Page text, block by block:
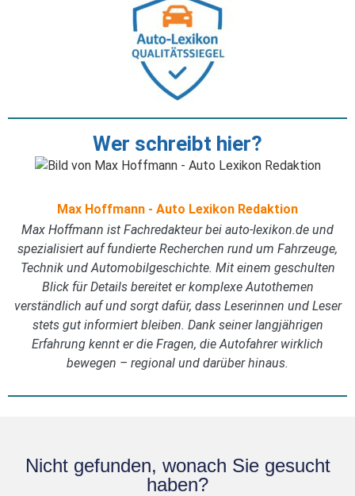
Wer schreibt hier?
Max Hoffmann - Auto Lexikon Redaktion
Max Hoffmann ist Fachredakteur bei auto-lexikon.de und
spezialisiert auf fundierte Recherchen rund um Fahrzeuge,
Technik und Automobilgeschichte. Mit einem geschulten
Blick für Details bereitet er komplexe Autothemen
verständlich auf und sorgt dafür, dass Leserinnen und Leser
stets gut informiert bleiben. Dank seiner langjährigen
Erfahrung kennt er die Fragen, die Autofahrer wirklich
bewegen – regional und darüber hinaus.
Nicht gefunden, wonach Sie gesucht
haben?